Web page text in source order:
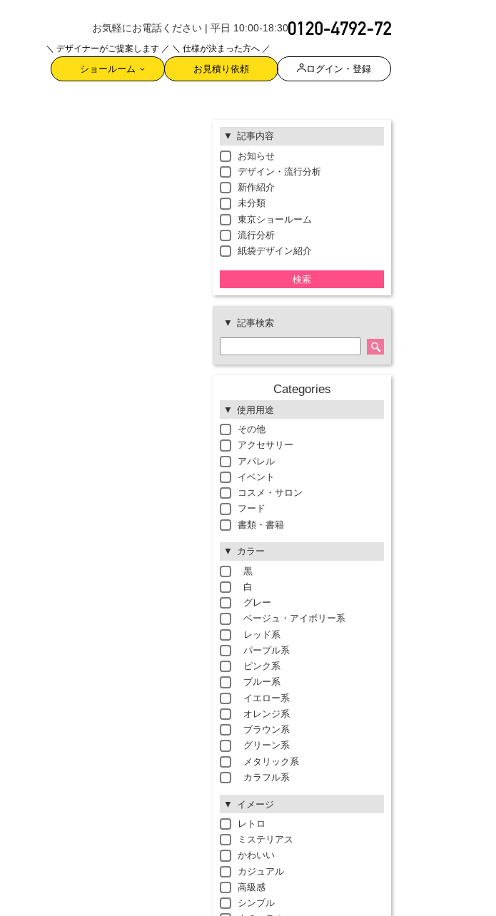
お気軽にお電話ください | 平日 10:00-18:30
＼ デザイナーがご提案します ／
ショールーム
＼ 仕様が決まった方へ ／
お見積り依頼 ログイン・登録
記事内容
お知らせ
デザイン・流行分析
新作紹介
未分類
東京ショールーム
流行分析
紙袋デザイン紹介
検索
記事検索
Categories
使用用途
その他
アクセサリー
アパレル
イベント
コスメ・サロン
フード
書類・書籍
カラー
黒
白
グレー
ベージュ・アイボリー系
レッド系
パープル系
ピンク系
ブルー系
イエロー系
オレンジ系
ブラウン系
グリーン系
メタリック系
カラフル系
イメージ
レトロ
ミステリアス
かわいい
カジュアル
高級感
シンプル